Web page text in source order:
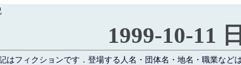
1999-10-11
はフィクションです．登場する人名・団体名・地名・職業など